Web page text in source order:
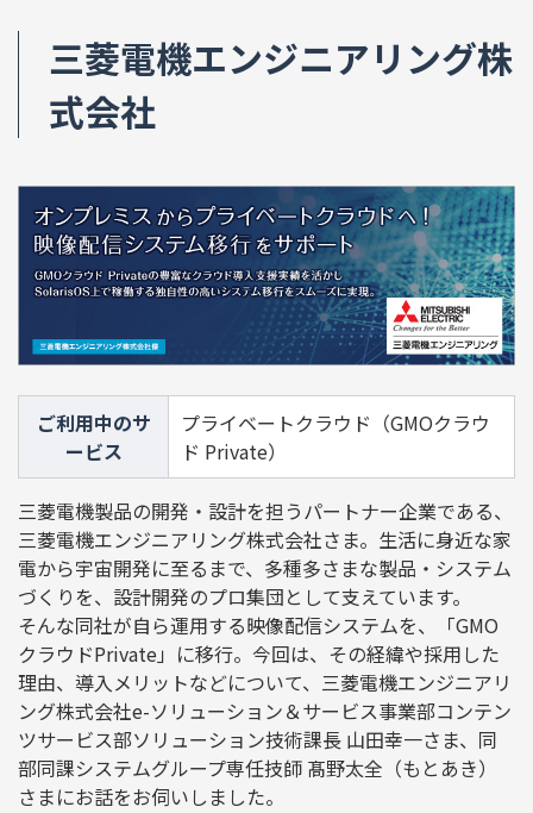
三菱電機エンジニアリング株
式会社
ご利用中のサ
ービス
プライベートクラウド（GMOクラウ
ド Private）
三菱電機製品の開発・設計を担うパートナー企業である、
三菱電機エンジニアリング株式会社さま。生活に身近な家
電から宇宙開発に至るまで、多種多さまな製品・システム
づくりを、設計開発のプロ集団として支えています。
そんな同社が自ら運用する映像配信システムを、「GMO
クラウドPrivate」に移行。今回は、その経緯や採用した
理由、導入メリットなどについて、三菱電機エンジニアリ
ング株式会社e-ソリューション＆サービス事業部コンテン
ツサービス部ソリューション技術課長 山田幸一さま、同
部同課システムグループ専任技師 髙野太全（もとあき）
さまにお話をお伺いしました。